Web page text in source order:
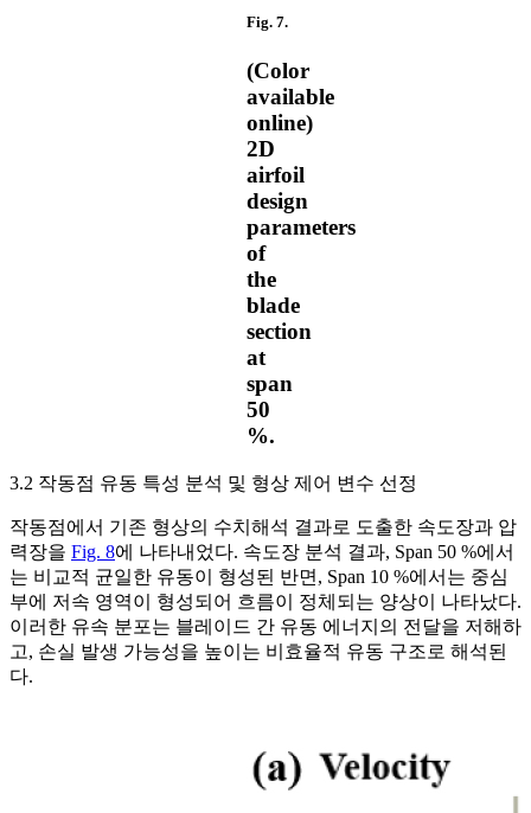
Fig. 7.
(Color
available
online)
2D
airfoil
design
parameters
of
the
blade
section
at
span
50
%.
3.2 작동점 유동 특성 분석 및 형상 제어 변수 선정
작동점에서 기존 형상의 수치해석 결과로 도출한 속도장과 압
력장을 Fig. 8에 나타내었다. 속도장 분석 결과, Span 50 %에서
는 비교적 균일한 유동이 형성된 반면, Span 10 %에서는 중심
부에 저속 영역이 형성되어 흐름이 정체되는 양상이 나타났다.
이러한 유속 분포는 블레이드 간 유동 에너지의 전달을 저해하
고, 손실 발생 가능성을 높이는 비효율적 유동 구조로 해석된
다.